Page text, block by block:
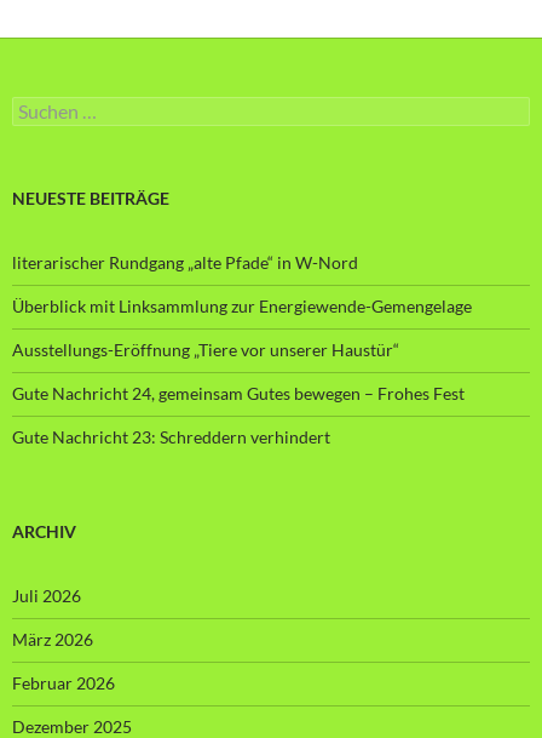
Suche
nach:
NEUESTE BEITRÄGE
literarischer Rundgang „alte Pfade“ in W-Nord
Überblick mit Linksammlung zur Energiewende-Gemengelage
Ausstellungs-Eröffnung „Tiere vor unserer Haustür“
Gute Nachricht 24, gemeinsam Gutes bewegen – Frohes Fest
Gute Nachricht 23: Schreddern verhindert
ARCHIV
Juli 2026
März 2026
Februar 2026
Dezember 2025